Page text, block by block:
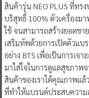
สินค้ารุ่น NEO PLUS ที่ทร
บริสุทธิ์ 100% ตัวเครื่องม
ใช้ จนสามารถสร้างยอดขา
เสริมทัพด้วยการเปิดตัวแบ
อย่าง BTS เพื่อเป็นการเ
มาใส่ใจในการดูแลสุขภาพ
สินค้าของเราได้คุณภาพแ
ที่ทำให้แบรนด์ประสบความ